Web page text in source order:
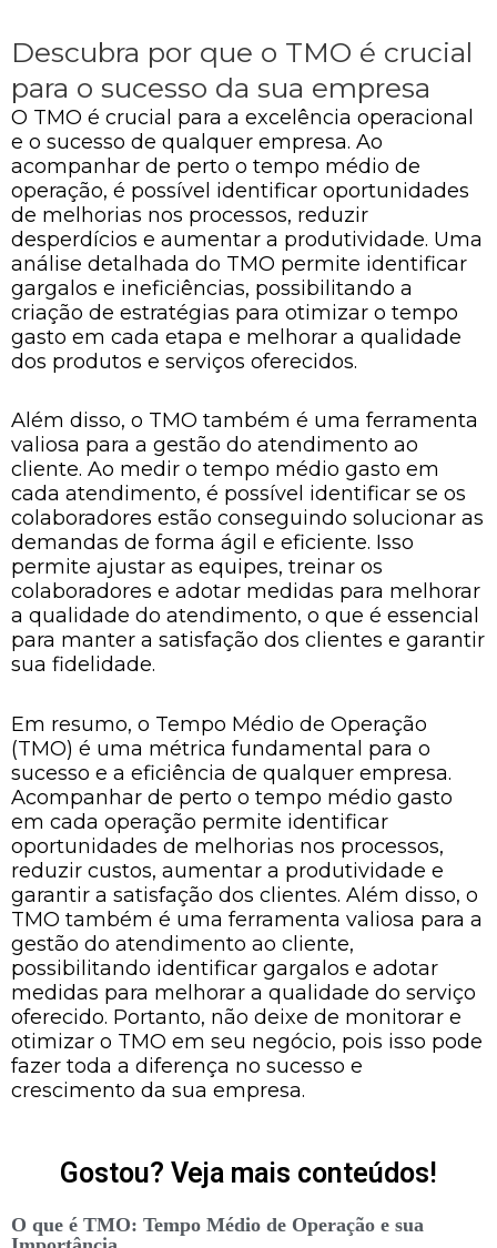
Descubra por que o TMO é crucial
para o sucesso da sua empresa
O TMO é crucial para a excelência operacional
e o sucesso de qualquer empresa. Ao
acompanhar de perto o tempo médio de
operação, é possível identificar oportunidades
de melhorias nos processos, reduzir
desperdícios e aumentar a produtividade. Uma
análise detalhada do TMO permite identificar
gargalos e ineficiências, possibilitando a
criação de estratégias para otimizar o tempo
gasto em cada etapa e melhorar a qualidade
dos produtos e serviços oferecidos.
Além disso, o TMO também é uma ferramenta
valiosa para a gestão do atendimento ao
cliente. Ao medir o tempo médio gasto em
cada atendimento, é possível identificar se os
colaboradores estão conseguindo solucionar as
demandas de forma ágil e eficiente. Isso
permite ajustar as equipes, treinar os
colaboradores e adotar medidas para melhorar
a qualidade do atendimento, o que é essencial
para manter a satisfação dos clientes e garantir
sua fidelidade.
Em resumo, o Tempo Médio de Operação
(TMO) é uma métrica fundamental para o
sucesso e a eficiência de qualquer empresa.
Acompanhar de perto o tempo médio gasto
em cada operação permite identificar
oportunidades de melhorias nos processos,
reduzir custos, aumentar a produtividade e
garantir a satisfação dos clientes. Além disso, o
TMO também é uma ferramenta valiosa para a
gestão do atendimento ao cliente,
possibilitando identificar gargalos e adotar
medidas para melhorar a qualidade do serviço
oferecido. Portanto, não deixe de monitorar e
otimizar o TMO em seu negócio, pois isso pode
fazer toda a diferença no sucesso e
crescimento da sua empresa.
Gostou? Veja mais conteúdos!
O que é TMO: Tempo Médio de Operação e sua